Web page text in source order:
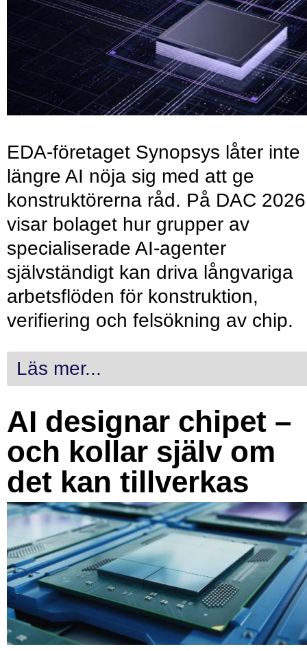
EDA-företaget Synopsys låter inte
längre AI nöja sig med att ge
konstruktörerna råd. På DAC 2026
visar bolaget hur grupper av
specialiserade AI-agenter
självständigt kan driva långvariga
arbetsflöden för konstruktion,
verifiering och felsökning av chip.
Läs mer...
AI designar chipet –
och kollar själv om
det kan tillverkas